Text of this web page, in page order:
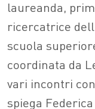
laureanda,
ricercatrice
scuola
coordinata da
vari incontri
spiega